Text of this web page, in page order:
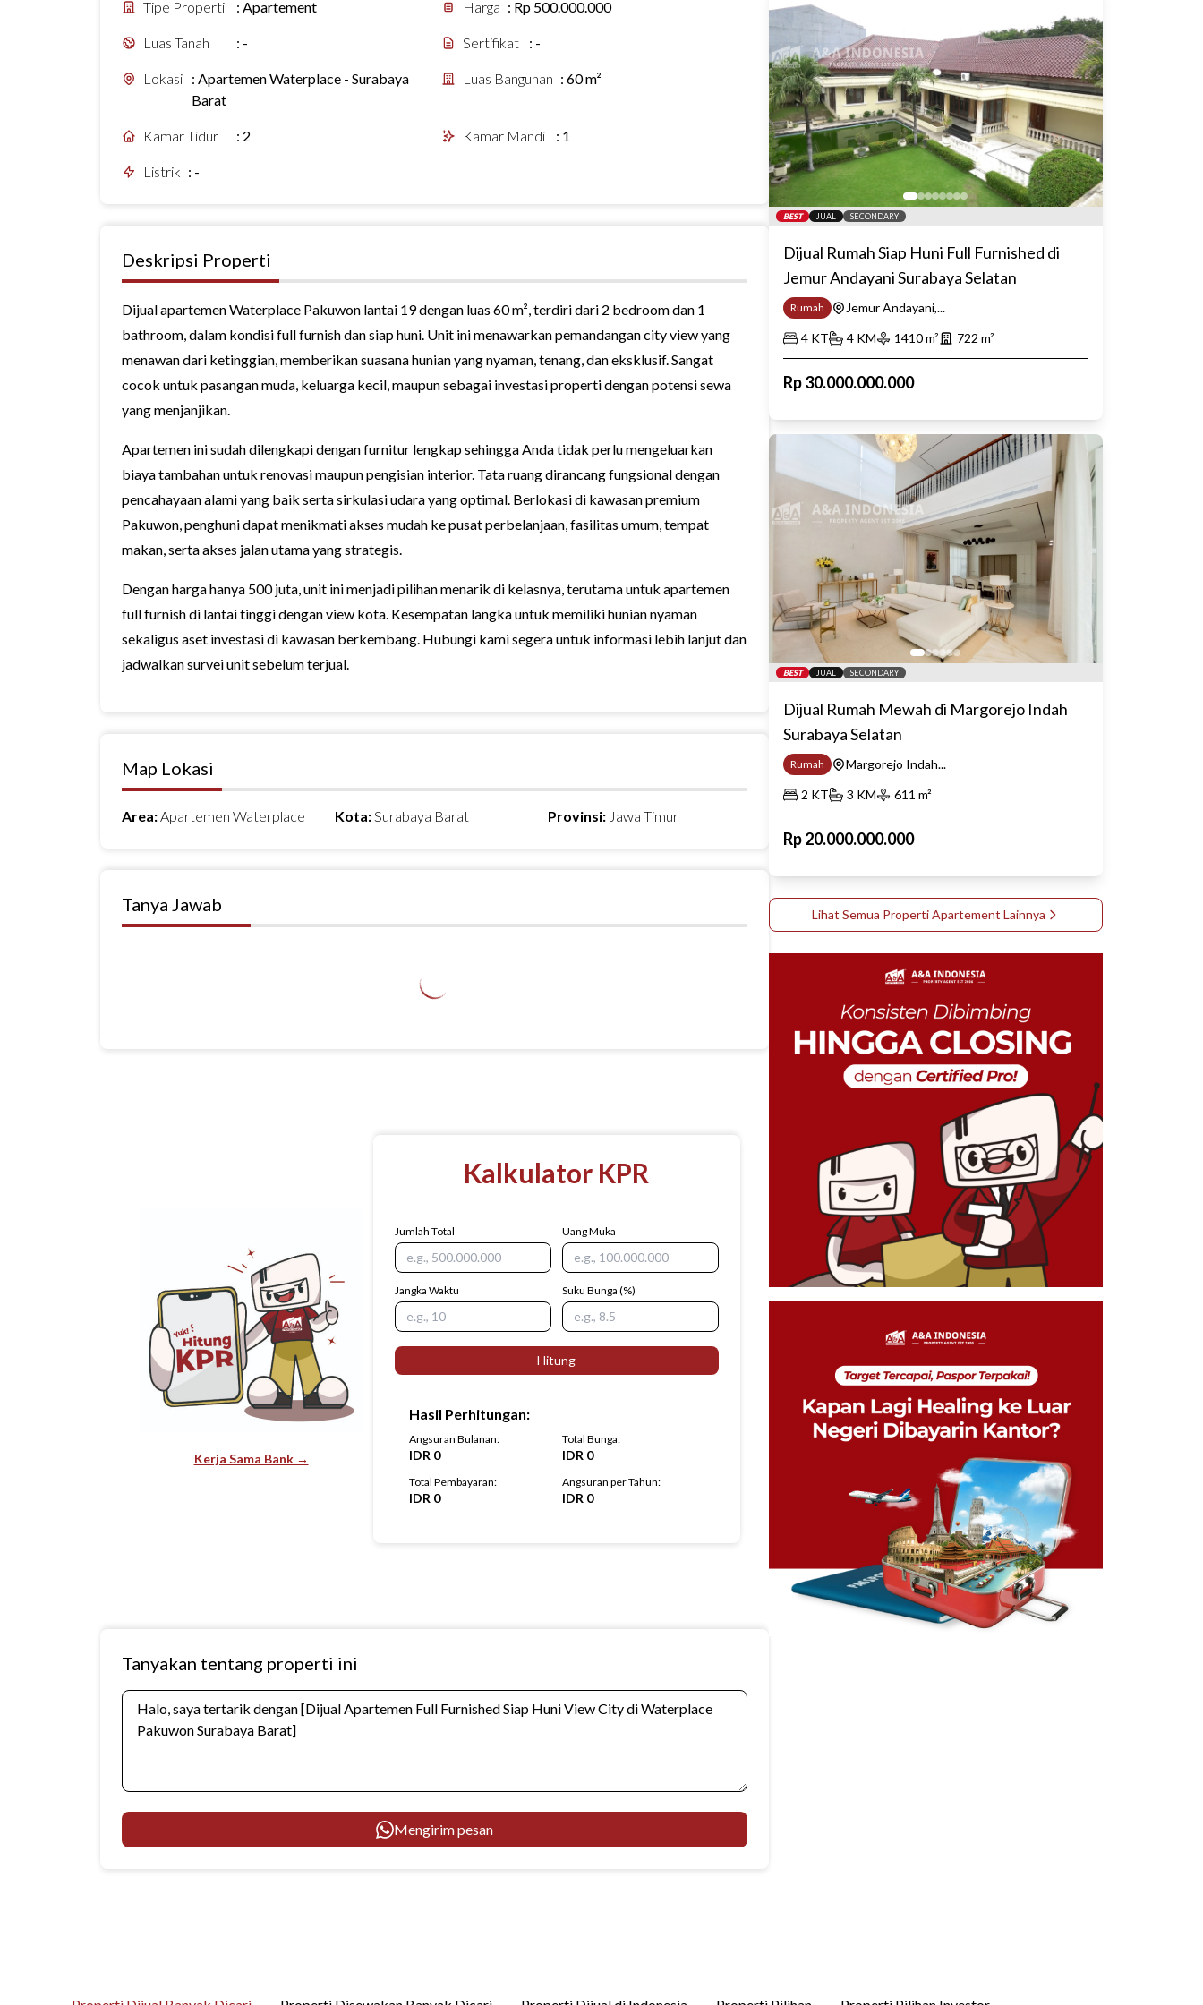
Tanyakan tentang properti ini
Mengirim pesan
Kerja Sama Bank →
Kalkulator KPR
Jumlah Total Uang Muka
Jangka Waktu Suku Bunga (%)
Hitung
Hasil Perhitungan:
Angsuran Bulanan:
IDR 0
Total Bunga:
IDR 0
Total Pembayaran:
IDR 0
Angsuran per Tahun:
IDR 0
Tipe Properti : Apartement Harga : Rp 500.000.000
Luas Tanah : - Sertifikat : -
Lokasi : Apartemen Waterplace - Surabaya
Barat
Luas Bangunan :60 m²
Kamar Tidur : 2 Kamar Mandi : 1
Listrik : -
Deskripsi Properti
Dijual apartemen Waterplace Pakuwon lantai 19 dengan luas 60 m², terdiri dari 2 bedroom dan 1
bathroom, dalam kondisi full furnish dan siap huni. Unit ini menawarkan pemandangan city view yang
menawan dari ketinggian, memberikan suasana hunian yang nyaman, tenang, dan eksklusif. Sangat
cocok untuk pasangan muda, keluarga kecil, maupun sebagai investasi properti dengan potensi sewa
yang menjanjikan.
Apartemen ini sudah dilengkapi dengan furnitur lengkap sehingga Anda tidak perlu mengeluarkan
biaya tambahan untuk renovasi maupun pengisian interior. Tata ruang dirancang fungsional dengan
pencahayaan alami yang baik serta sirkulasi udara yang optimal. Berlokasi di kawasan premium
Pakuwon, penghuni dapat menikmati akses mudah ke pusat perbelanjaan, fasilitas umum, tempat
makan, serta akses jalan utama yang strategis.
Dengan harga hanya 500 juta, unit ini menjadi pilihan menarik di kelasnya, terutama untuk apartemen
full furnish di lantai tinggi dengan view kota. Kesempatan langka untuk memiliki hunian nyaman
sekaligus aset investasi di kawasan berkembang. Hubungi kami segera untuk informasi lebih lanjut dan
jadwalkan survei unit sebelum terjual.
Map Lokasi
Area:Apartemen Waterplace Kota:Surabaya Barat Provinsi: Jawa Timur
Tanya Jawab
BEST JUAL SECONDARY
Dijual Rumah Siap Huni Full Furnished di
Jemur Andayani Surabaya Selatan
Rumah
Jemur Andayani,...
4KT 4KM 1410m² 722 m²
Rp30.000.000.000
BEST JUAL SECONDARY
Dijual Rumah Mewah di Margorejo Indah
Surabaya Selatan
Rumah
Margorejo Indah...
2 KT 3 KM 611 m²
Rp20.000.000.000
Lihat Semua PropertiApartement Lainnya